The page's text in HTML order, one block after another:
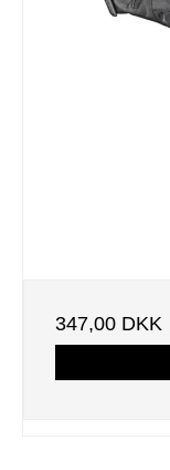
347,00 DKK